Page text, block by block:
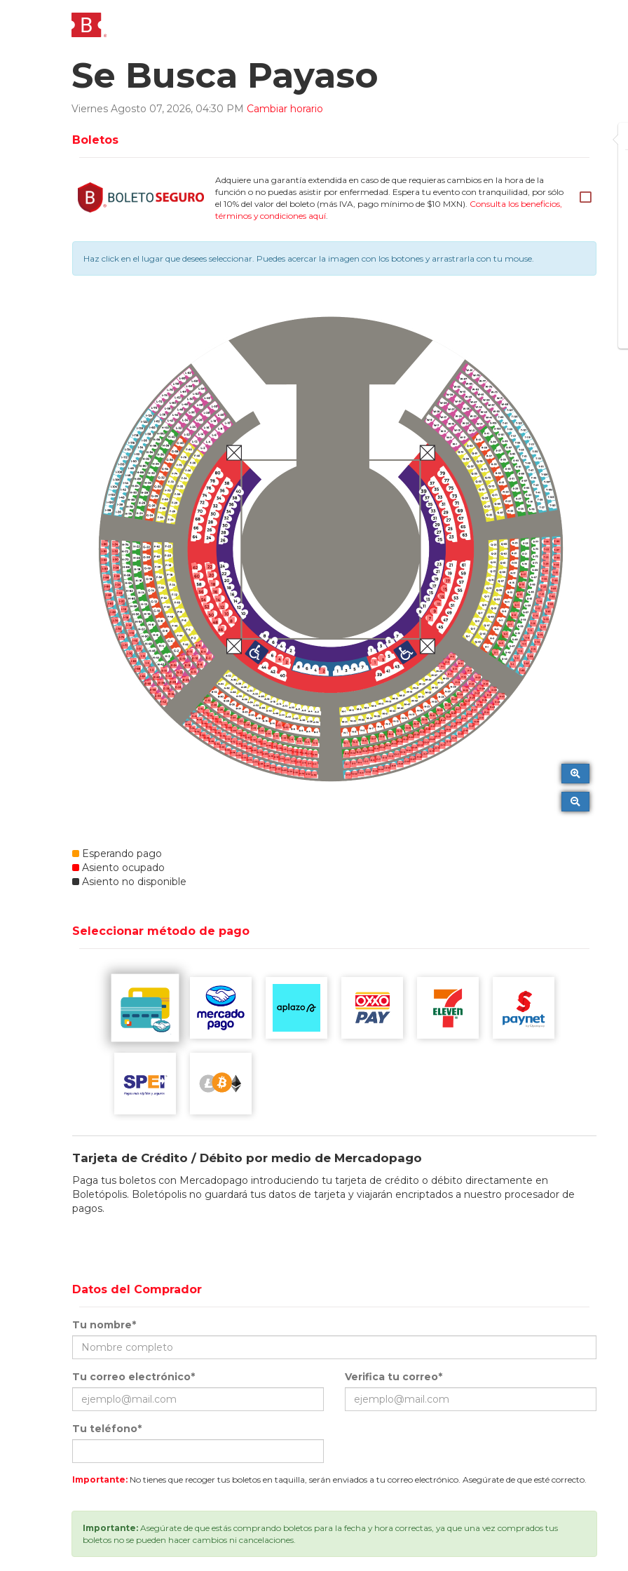
Se Busca Payaso
Viernes Agosto 07, 2026, 04:30 PM Cambiar horario
Boletos
Adquiere una garantía extendida en caso de que requieras cambios en la hora de la
función o no puedas asistir por enfermedad. Espera tu evento con tranquilidad, por sólo
el 10% del valor del boleto (más IVA, pago mínimo de $10 MXN). Consulta los beneficios,
términos y condiciones aquí.
Haz click en el lugar que desees seleccionar. Puedes acercar la imagen con los botones y arrastrarla con tu mouse.
Esperando pago
Asiento ocupado
Asiento no disponible
Seleccionar método de pago
Tarjeta de Crédito / Débito por medio de Mercadopago
Paga tus boletos con Mercadopago introduciendo tu tarjeta de crédito o débito directamente en
Boletópolis. Boletópolis no guardará tus datos de tarjeta y viajarán encriptados a nuestro procesador de
pagos.
Datos del Comprador
Tu nombre*
Tu correo electrónico* Verifica tu correo*
Tu teléfono*
Importante: No tienes que recoger tus boletos en taquilla, serán enviados a tu correo electrónico. Asegúrate de que esté correcto.
Importante: Asegúrate de que estás comprando boletos para la fecha y hora correctas, ya que una vez comprados tus
boletos no se pueden hacer cambios ni cancelaciones.